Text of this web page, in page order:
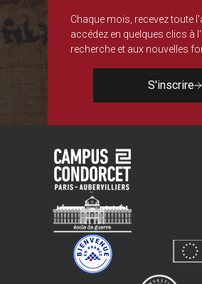
Chaque mois, recevez toute
accédez en quelques clics à
recherche et aux nouvelles
S'inscrire